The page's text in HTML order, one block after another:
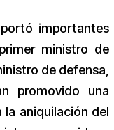
importantes
ministro de
de defensa,
promovido una
la aniquilación del